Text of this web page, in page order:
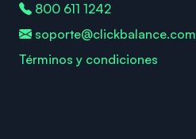
800 611 1242
soporte@clickbalance.com
Términos y condiciones